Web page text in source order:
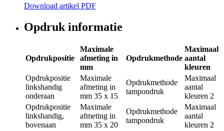
Download artikel PDF
Opdruk informatie
Opdrukpositie
Maximale
afmeting in
mm
Opdrukmethode
Maximaal
aantal
kleuren
Opdrukpositie
linkshandig
onderaan
Maximale
afmeting in
mm 35 x 15
Opdrukmethode
tampondruk
Maximaal
aantal
kleuren 2
Opdrukpositie
linkshandig,
bovenaan
Maximale
afmeting in
mm 35 x 20
Opdrukmethode
tampondruk
Maximaal
aantal
kleuren 2